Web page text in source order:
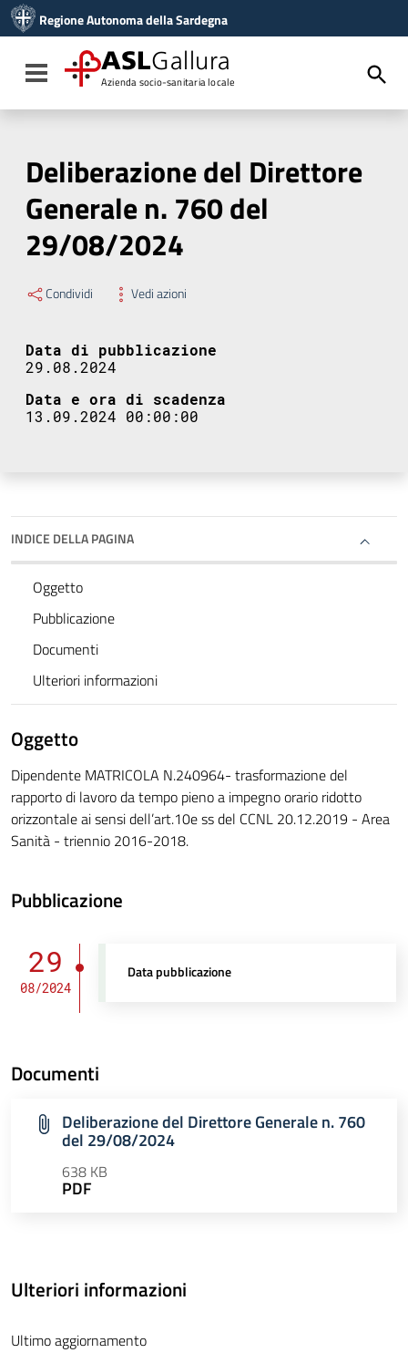
Vai al menu di navigazione
Vai al footer
Regione Autonoma della Sardegna
Toggle navigation
ASLGallura
Azienda socio-sanitaria locale
Deliberazione del Direttore
Generale n. 760 del
29/08/2024
Condividi Vedi azioni
Data di pubblicazione
29.08.2024
Data e ora di scadenza
13.09.2024 00:00:00
INDICE DELLA PAGINA
Oggetto
Pubblicazione
Documenti
Ulteriori informazioni
Oggetto
Dipendente MATRICOLA N.240964- trasformazione del
rapporto di lavoro da tempo pieno a impegno orario ridotto
orizzontale ai sensi dell’art.10e ss del CCNL 20.12.2019 - Area
Sanità - triennio 2016-2018.
Pubblicazione
29
08/2024
Data pubblicazione
Documenti
Deliberazione del Direttore Generale n. 760
del 29/08/2024
638 KB
PDF
Ulteriori informazioni
Ultimo aggiornamento